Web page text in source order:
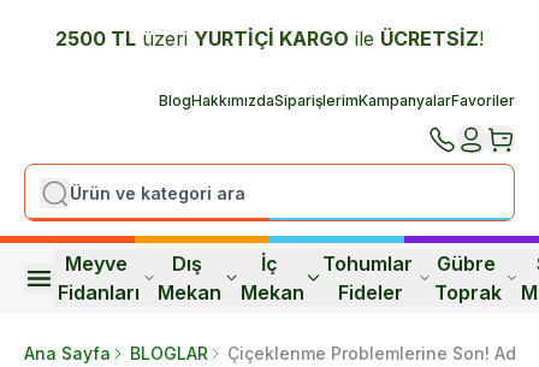
2500 TL üzeri YURTİÇİ KARGO ile ÜCRETSİZ!
BlogHakkımızdaSiparişlerimKampanyalarFavoriler
Meyve
Fidanları
Dış
Mekan
İç
Mekan
Tohumlar
Fideler
Gübre
Toprak
Ana Sayfa BLOGLAR Çiçeklenme Problemlerine Son!